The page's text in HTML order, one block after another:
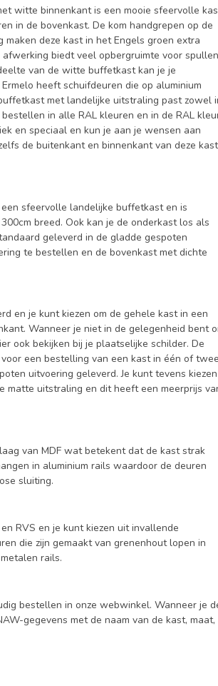
witte binnenkant is een mooie sfeervolle
in de bovenkast. De kom handgrepen op de
deze kast in het Engels groen extra
biedt veel opbergruimte voor spullen
van de witte buffetkast kan je je
heeft schuifdeuren die op aluminium
met landelijke uitstraling past zowel
in alle RAL kleuren en in de RAL
en speciaal en kun je aan je wensen aan
de buitenkant en binnenkant van deze kast
sfeervolle landelijke buffetkast en is
breed. Ook kan je de onderkast los als
geleverd in de gladde gespoten
te bestellen en de bovenkast met dichte
en je kunt kiezen om de gehele kast in een
Wanneer je niet in de gelegenheid bent
ook bekijken bij je plaatselijke schilder. De
een bestelling van een kast in één of twee
uitvoering geleverd. Je kunt tevens kiezen
matte uitstraling en dit heeft een meerprijs
van MDF wat betekent dat de kast strak
in aluminium rails waardoor de deuren
sluiting.
RVS en je kunt kiezen uit invallende
die zijn gemaakt van grenenhout lopen in
rails.
bestellen in onze webwinkel. Wanneer je
gegevens met de naam van de kast, maat,